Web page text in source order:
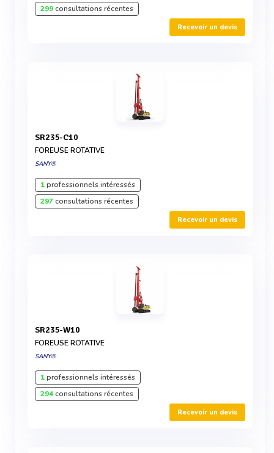
299consultations récentes
Recevoir un devis
SR235-C10
FOREUSE ROTATIVE
SANY®
1professionnels intéressés
297consultations récentes
Recevoir un devis
SR235-W10
FOREUSE ROTATIVE
SANY®
1professionnels intéressés
294consultations récentes
Recevoir un devis